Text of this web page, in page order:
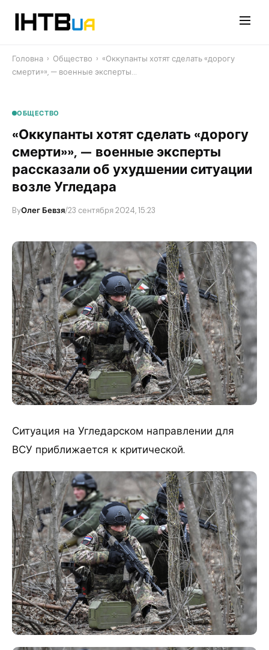
Головна › Общество › «Оккупанты хотят сделать «дорогу
смерти»», — военные эксперты…
ОБЩЕСТВО
«Оккупанты хотят сделать «дорогу
смерти»», — военные эксперты
рассказали об ухудшении ситуации
возле Угледара
ByОлег Бевзя/23 сентября 2024, 15:23
Ситуация на Угледарском направлении для
ВСУ приближается к критической.